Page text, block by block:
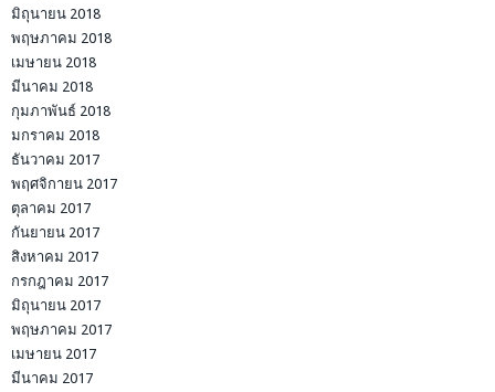
มิถุนายน 2018
พฤษภาคม 2018
เมษายน 2018
มีนาคม 2018
กุมภาพันธ์ 2018
มกราคม 2018
ธันวาคม 2017
พฤศจิกายน 2017
ตุลาคม 2017
กันยายน 2017
สิงหาคม 2017
กรกฎาคม 2017
มิถุนายน 2017
พฤษภาคม 2017
เมษายน 2017
มีนาคม 2017